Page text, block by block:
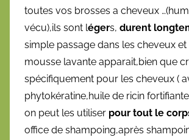
toutes vos brosses a cheveux …(hum
vécu),ils sont légers, durent
simple passage dans les cheveux
mousse lavante apparait,bien que
spécifiquement pour les cheveux (
phytokératine,huile de ricin
on peut les utiliser pour tout le
office de shampoing,après